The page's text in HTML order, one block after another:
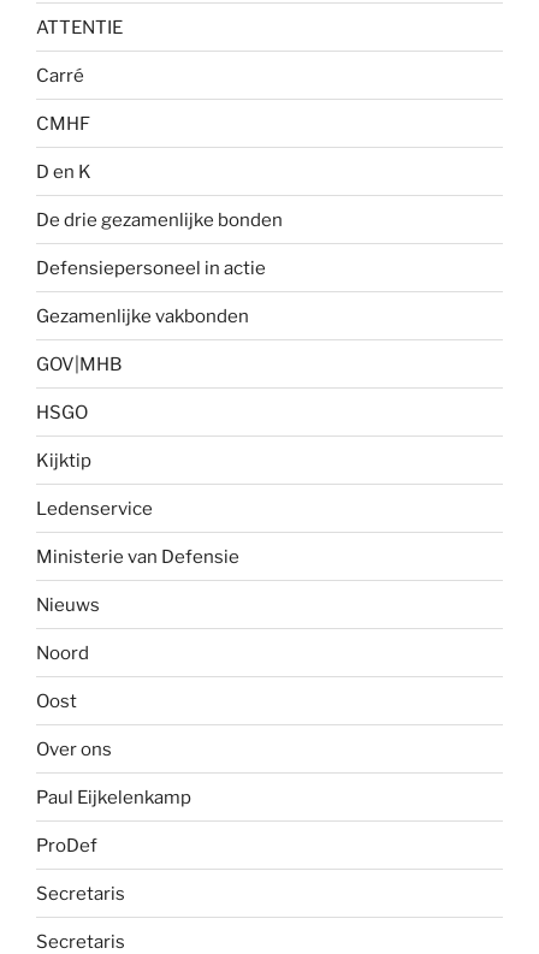
ATTENTIE
Carré
CMHF
D en K
De drie gezamenlijke bonden
Defensiepersoneel in actie
Gezamenlijke vakbonden
GOV|MHB
HSGO
Kijktip
Ledenservice
Ministerie van Defensie
Nieuws
Noord
Oost
Over ons
Paul Eijkelenkamp
ProDef
Secretaris
Secretaris